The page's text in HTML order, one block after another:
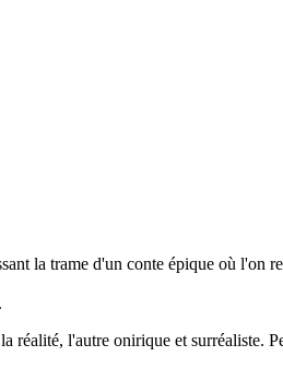
la trame d'un conte épique où l'on
l'autre onirique et surréaliste.